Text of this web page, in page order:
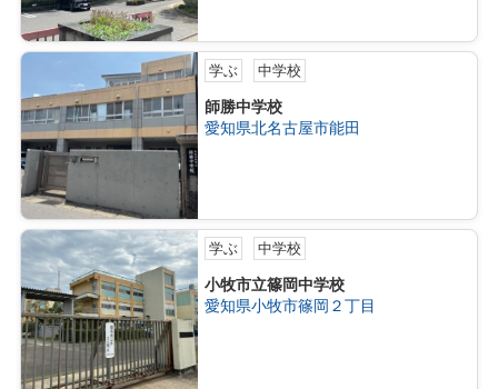
学ぶ 中学校
師勝中学校
愛知県北名古屋市能田
学ぶ 中学校
小牧市立篠岡中学校
愛知県小牧市篠岡２丁目